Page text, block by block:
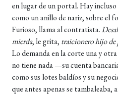
en lugar de un portal. Hay
como un anillo de nariz, sobre el
Furioso, llama al contratista.
mierda, le grita, traicionero hijo de
Lo demanda en la corte una y
no tiene nada —su cuenta
como sus lotes baldíos y su
que antes apenas se tambaleaba,